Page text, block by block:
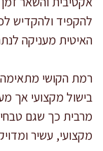
להקפיד ולהקדיש
האיטית מעניקה
רמת הקושי
בישול מקצועי אך
מרבית כך שגם
מקצועי, עשיר